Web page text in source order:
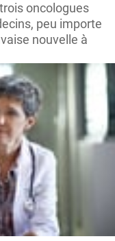
oncologues
peu importe
nouvelle à